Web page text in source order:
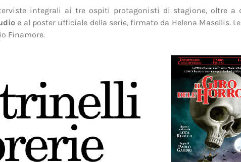
integrali ai tre ospiti protagonisti di stagione, oltre a
e al poster ufficiale della serie, firmato da Helena Masellis.
Finamore.